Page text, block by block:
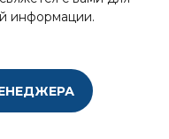
информации.